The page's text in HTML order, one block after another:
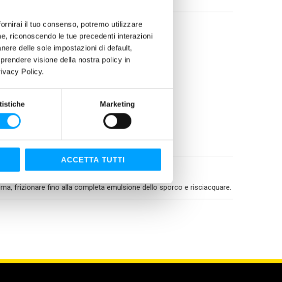
il tuo consenso, potremo utilizzare
riconoscendo le tue precedenti interazioni
delle sole impostazioni di default,
visione della nostra policy in
Policy.
Marketing
ACCETTA TUTTI
sporche
non cola
frizionare fino alla completa emulsione dello sporco e risciacquare.